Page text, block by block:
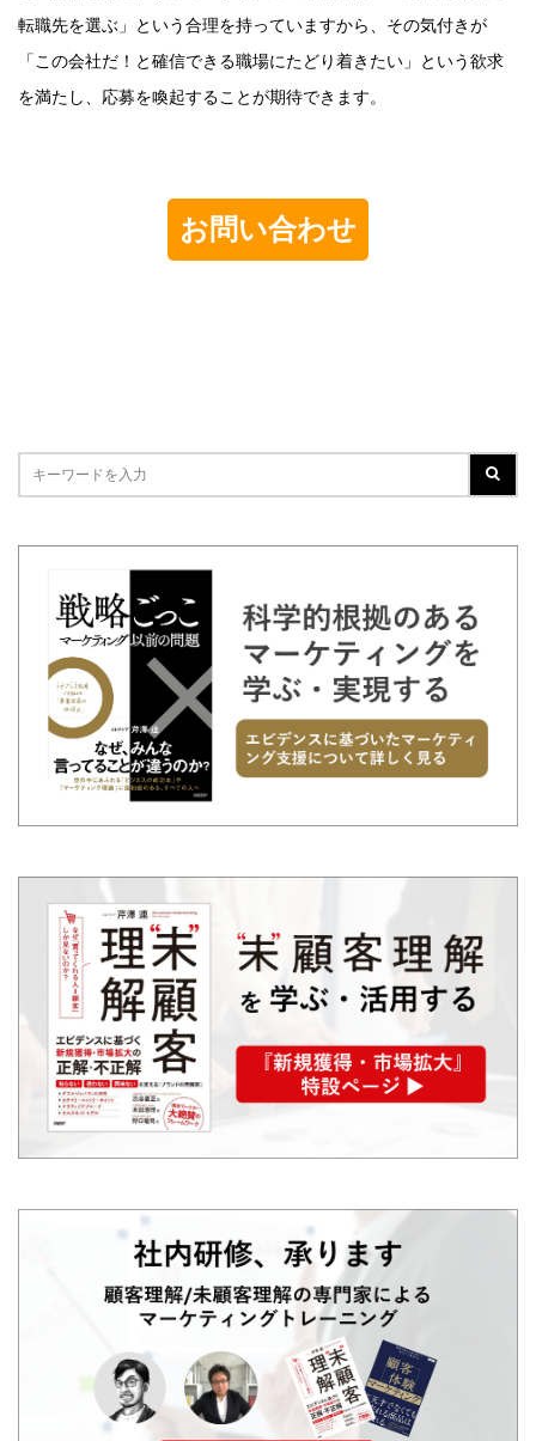
転職先を選ぶ」という合理を持っていますから、その気付きが
「この会社だ！と確信できる職場にたどり着きたい」という欲求
を満たし、応募を喚起することが期待できます。
お問い合わせ